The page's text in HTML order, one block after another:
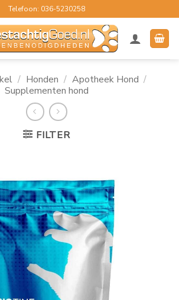
Telefoon: 036-5230258
/ Honden / Apotheek Hond /
Supplementen hond
FILTER